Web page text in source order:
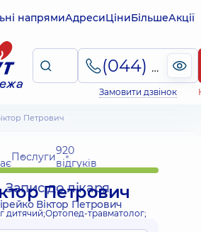
напрямиАдресиЦіниБільшеАкції
(044) 495-2-888
Замовити дзвінок
Петрович
Послуги920
відгуків
Петрович
дитячий;Ортопед-травматолог;
Запис до лікаря
Віктор Петрович